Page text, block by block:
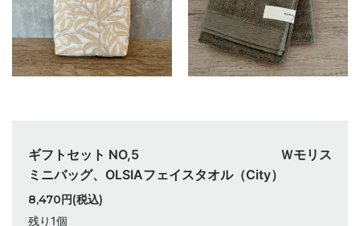
ギフトセット NO,5 Ｗモリス
ミニバッグ、OLSIAフェイスタオル（City）
8,470円(税込)
残り1個